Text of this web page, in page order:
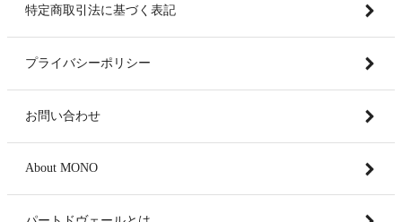
特定商取引法に基づく表記
プライバシーポリシー
お問い合わせ
About MONO